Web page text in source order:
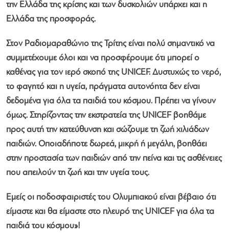
την Ελλάδα της κρίσης και των δυσκολιών υπάρχει και η
Ελλάδα της προσφοράς.
Στον Ραδιομαραθώνιο της Τρίτης είναι πολύ σημαντικό να
συμμετέχουμε όλοι και να προσφέρουμε ότι μπορεί ο
καθένας για τον ιερό σκοπό της UNICEF. Δυστυχώς το νερό,
το φαγητό και η υγεία, πράγματα αυτονόητα δεν είναι
δεδομένα για όλα τα παιδιά του κόσμου. Πρέπει να γίνουν
όμως. Στηρίζοντας την εκστρατεία της UNICEF βοηθάμε
προς αυτή την κατεύθυνση και σώζουμε τη ζωή χιλιάδων
παιδιών. Οποιαδήποτε δωρεά, μικρή ή μεγάλη, βοηθάει
στην προστασία των παιδιών από την πείνα και τις ασθένειες
που απειλούν τη ζωή και την υγεία τους.
Eμείς οι ποδοσφαιριστές του Ολυμπιακού είναι βέβαιο ότι
είμαστε και θα είμαστε στο πλευρό της UNICEF για όλα τα
παιδιά του κόσμου»!